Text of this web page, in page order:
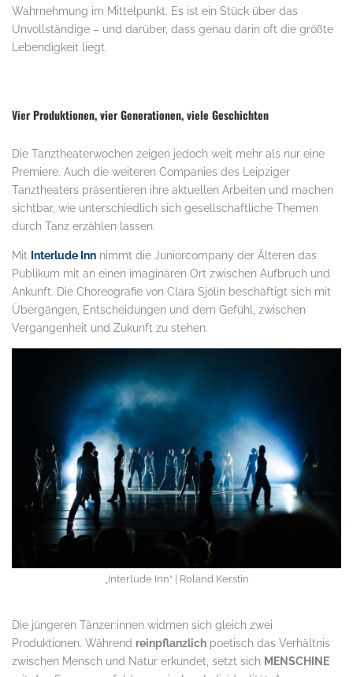
Wahrnehmung im Mittelpunkt. Es ist ein Stück über das
Unvollständige – und darüber, dass genau darin oft die größte
Lebendigkeit liegt.
Vier Produktionen, vier Generationen, viele Geschichten
Die Tanztheaterwochen zeigen jedoch weit mehr als nur eine
Premiere. Auch die weiteren Companies des Leipziger
Tanztheaters präsentieren ihre aktuellen Arbeiten und machen
sichtbar, wie unterschiedlich sich gesellschaftliche Themen
durch Tanz erzählen lassen.
Mit Interlude Inn nimmt die Juniorcompany der Älteren das
Publikum mit an einen imaginären Ort zwischen Aufbruch und
Ankunft. Die Choreografie von Clara Sjölin beschäftigt sich mit
Übergängen, Entscheidungen und dem Gefühl, zwischen
Vergangenheit und Zukunft zu stehen.
„Interlude Inn“ | Roland Kerstin
Die jüngeren Tänzer:innen widmen sich gleich zwei
Produktionen. Während reinpflanzlich poetisch das Verhältnis
zwischen Mensch und Natur erkundet, setzt sich MENSCHINE